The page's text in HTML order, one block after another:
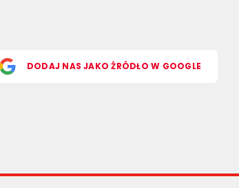
DODAJ NAS JAKO ŹRÓDŁO W GOOGLE